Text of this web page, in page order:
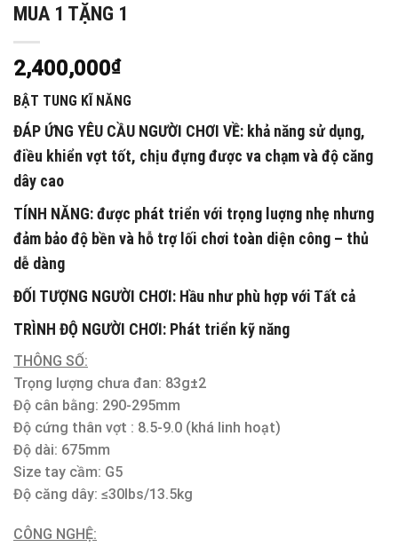
MUA 1 TẶNG 1
2,400,000₫
BẬT TUNG KĨ NĂNG
ĐÁP ỨNG YÊU CẦU NGƯỜI CHƠI VỀ: khả năng sử dụng,
điều khiển vợt tốt, chịu đựng được va chạm và độ căng
dây cao
TÍNH NĂNG:được phát triển với trọng luợng nhẹ nhưng
đảm bảo độ bền và hỗ trợ lối chơi toàn diện công – thủ
dễ dàng
ĐỐI TƯỢNG NGƯỜI CHƠI: Hầu như phù hợp với Tất cả
TRÌNH ĐỘ NGƯỜI CHƠI: Phát triển kỹ năng
THÔNG SỐ:
Trọng lượng chưa đan: 83g±2
Độ cân bằng: 290-295mm
Độ cứng thân vợt : 8.5-9.0 (khá linh hoạt)
Độ dài: 675mm
Size tay cầm: G5
Độ căng dây: ≤30lbs/13.5kg
CÔNG NGHỆ: